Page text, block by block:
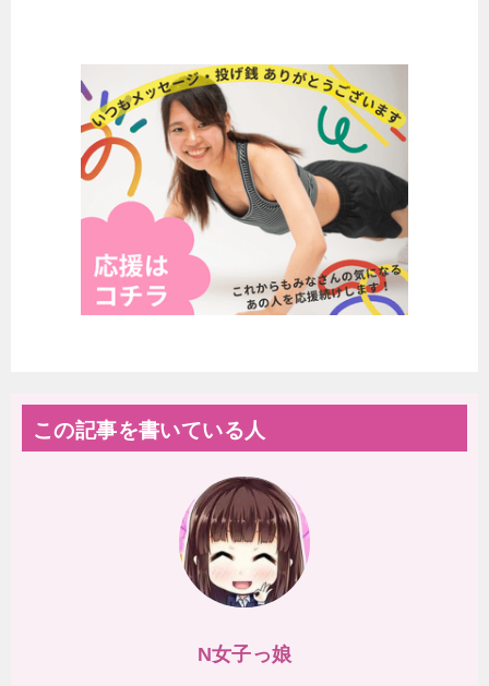
この記事を書いている人
N女子っ娘